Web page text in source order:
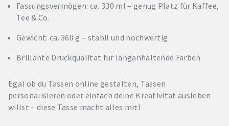
Fassungsvermögen: ca. 330 ml – genug Platz für Kaffee,
Tee & Co.
Gewicht: ca. 360 g – stabil und hochwertig
Brillante Druckqualität für langanhaltende Farben
Egal ob du Tassen online gestalten, Tassen
personalisieren oder einfach deine Kreativität ausleben
willst – diese Tasse macht alles mit!